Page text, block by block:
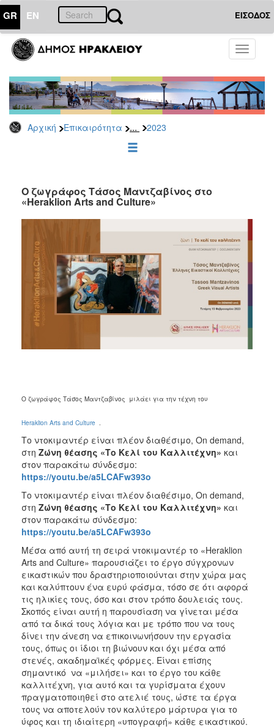
GR EN ΕΙΣΟΔΟΣ
Toggle
Αρχική Επικαιρότητα ... 2023
ΕΠΙΚΑΙΡΟΤΗΤΑ
Τύπου
Αρχείο
2026
2025
2022
2021
2018
2017
2016
2015
ΔΗΜΟΤΗΣ
ΕΠΙΣΚΕΠΤΗΣ
ΗΡΑΚΛΕΙΟ
Ο ζωγράφος Τάσος Μαντζαβίνος στο
«Heraklion Arts and Culture»
Ο ζωγράφος Τάσος Μαντζαβίνος μιλάει για την τέχνη του
Heraklion Arts and Culture .
Το ντοκιμαντέρ είναι πλέον διαθέσιμο, On demand,
στη Ζώνη θέασης «Το Κελί του Καλλιτέχνη» και
στον παρακάτω σύνδεσμο:
https://youtu.be/a5LCAFw393o
Το ντοκιμαντέρ είναι πλέον διαθέσιμο, On demand,
στη Ζώνη θέασης «Το Κελί του Καλλιτέχνη» και
στον παρακάτω σύνδεσμο:
https://youtu.be/a5LCAFw393o
Μέσα από αυτή τη σειρά ντοκιμαντέρ το «Heraklion
Arts and Culture» παρουσιάζει το έργο σύγχρονων
εικαστικών που δραστηριοποιούνται στην χώρα μας
και καλύπτουν ένα ευρύ φάσμα, τόσο σε ότι αφορά
τις ηλικίες τους, όσο και στον τρόπο δουλειάς τους.
Σκοπός είναι αυτή η παρουσίαση να γίνεται μέσα
από τα δικά τους λόγια και με τρόπο που να τους
δίνει την άνεση να επικοινωνήσουν την εργασία
τους, όπως οι ίδιοι τη βιώνουν και όχι μέσα από
στενές, ακαδημαϊκές φόρμες. Είναι επίσης
σημαντικό να «μιλήσει» και το έργο του κάθε
καλλιτέχνη, για αυτό και τα γυρίσματα έχουν
πραγματοποιηθεί στο ατελιέ τους, ώστε τα έργα
τους να αποτελούν τον καλύτερο μάρτυρα για το
ύφος και τη ιδιαίτερη «υπογραφή» κάθε εικαστικού.